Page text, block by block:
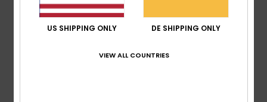
Komfort
US SHIPPING ONLY DE SHIPPING ONLY
VIEW ALL COUNTRIES